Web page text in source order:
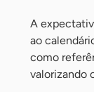
A
ao
como
valorizando